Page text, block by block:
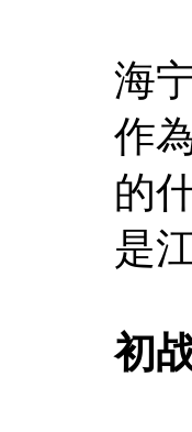
海
作
的
是
初